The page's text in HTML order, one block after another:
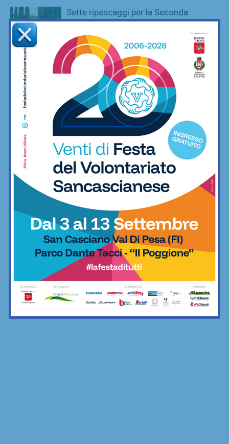
Calcio
Sette ripescaggi per la Seconda
Categoria 2026/27: fa festa anche la
Virtus Lilliano
Calcio
Vittoria il rimonta contro i giovani viola:
2-1 Rondinella nella prima amichevole
Calcio
Serie D, ecco i due passaggi
fondamentali su organici e calendari (e
il Grassina spera…)
Calcio
Mangini: “Talenti dispersi per il costo
delle scuole calcio? Non vorrei si
pensasse davvero questo”